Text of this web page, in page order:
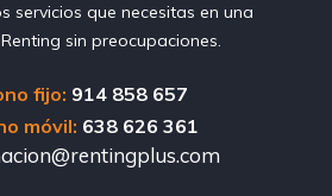
servicios que necesitas en una
sin preocupaciones.
fijo: 914 858 657
móvil: 638 626 361